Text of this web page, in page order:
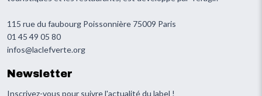
115 rue du faubourg Poissonnière 75009 Paris
01 45 49 05 80
infos@laclefverte.org
Newsletter
Inscrivez-vous pour suivre l'actualité du label !